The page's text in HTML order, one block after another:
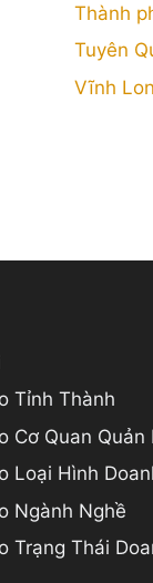
Thành
Tuyên
Vĩnh
Tỉnh Thành
Cơ Quan Quản
Loại Hình
Ngành Nghề
Trạng Thái